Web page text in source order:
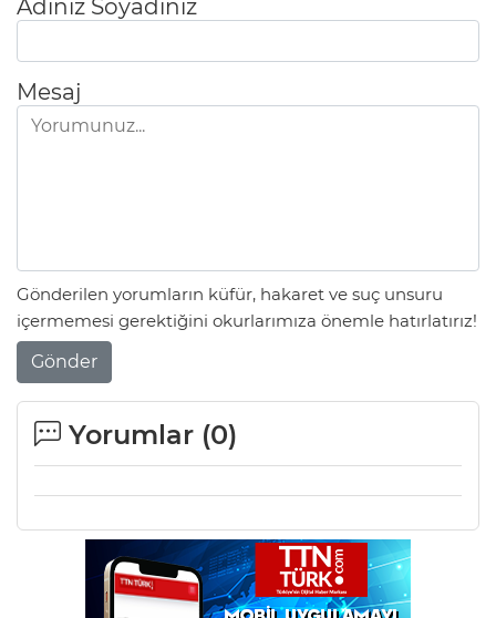
Adınız Soyadınız
Mesaj
Gönderilen yorumların küfür, hakaret ve suç unsuru
içermemesi gerektiğini okurlarımıza önemle hatırlatırız!
Gönder
Yorumlar (0)